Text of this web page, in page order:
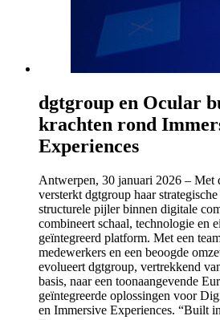
dgtgroup en Ocular
krachten rond
Experiences
Antwerpen, 30 januari 2026 – Met
versterkt dgtgroup haar
structurele pijler binnen digitale
combineert schaal, technologie en
geïntegreerd platform. Met een
medewerkers en een beoogde
evolueert dgtgroup, vertrekkend
basis, naar een toonaangevende
geïntegreerde oplossingen voor
en Immersive Experiences. “Built